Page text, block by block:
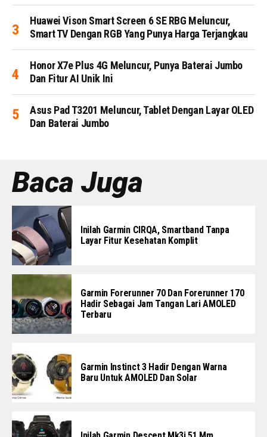
Huawei Vison Smart Screen 6 SE RBG Meluncur,
Smart TV Dengan RGB Yang Punya Harga Terjangkau
Honor X7e Plus 4G Meluncur, Punya Baterai Jumbo
Dan Fitur AI Unik Ini
Asus Pad T3201 Meluncur, Tablet Dengan Layar OLED
Dan Baterai Jumbo
Baca Juga
Inilah Garmin CIRQA, Smartband Tanpa
Layar Fitur Kesehatan Komplit
Garmin Forerunner 70 Dan Forerunner 170
Hadir Sebagai Jam Tangan Lari AMOLED
Terbaru
Garmin Instinct 3 Hadir Dengan Warna
Baru Untuk AMOLED Dan Solar